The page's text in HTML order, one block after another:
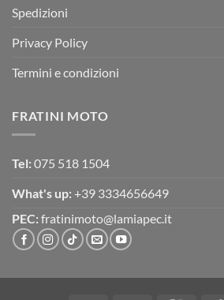
Spedizioni
Privacy Policy
Termini e condizioni
FRATINI MOTO
Tel: 075 518 1504
What's up: +39 3334656649
PEC: fratinimoto@lamiapec.it